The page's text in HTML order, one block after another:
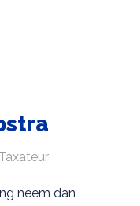
neem dan